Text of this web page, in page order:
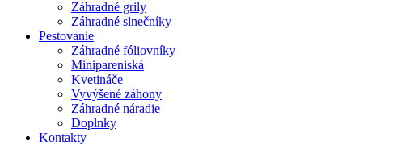
Záhradné grily
Záhradné slnečníky
Pestovanie
Záhradné fóliovníky
Minipareniská
Kvetináče
Vyvýšené záhony
Záhradné náradie
Doplnky
Kontakty